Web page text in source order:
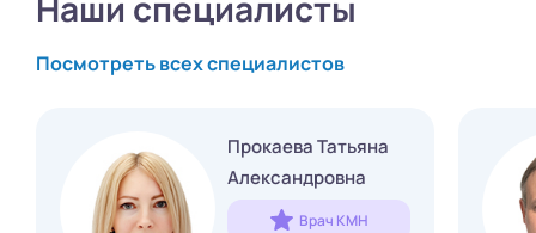
Посмотреть всех специалистов
Прокаева Татьяна
Александровна
Врач КМН